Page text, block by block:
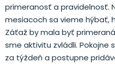
primeranosť a pravidelnosť.
mesiacoch sa vieme hýbať,
Záťaž by mala byť
sme aktivitu zvládli.
za týždeň a postupne